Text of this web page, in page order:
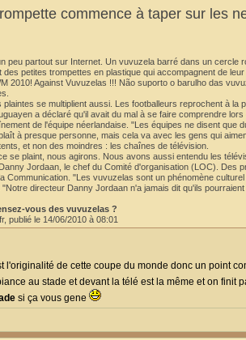
commence à taper sur les
peu partout sur Internet. Un vuvuzela barré dans un
des petites trompettes en plastique qui accompagnent de
2010! Against Vuvuzelas !!! Não suporto o barulho das
plaintes se multiplient aussi. Les footballeurs reprochent à
a déclaré qu'il avait du mal à se faire comprendre
de l'équipe néerlandaise. "Les équipes ne disent
à presque personne, mais cela va avec les gens qui
et non des moindres : les chaînes de télévision.
se plaint, nous agirons. Nous avons aussi entendu les
Jordaan, le chef du Comité d'organisation (LOC). Des
Communication. "Les vuvuzelas sont un phénomène
directeur Danny Jordaan n'a jamais dit qu'ils
vous des vuvuzelas ?
publié le 14/06/2010 à 08:01
l'originalité de cette coupe du monde donc un point
au stade et devant la télé est la même et on finit
si ça vous gene